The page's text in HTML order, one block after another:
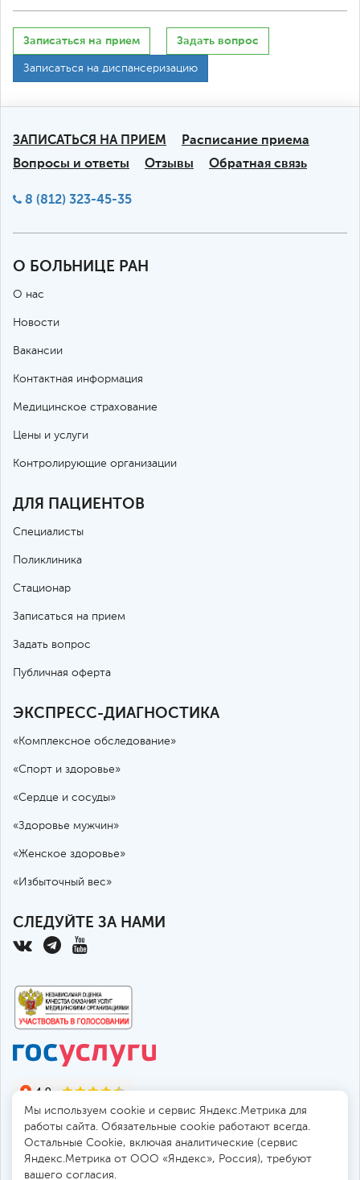
Записаться на прием Задать вопрос
Записаться на диспансеризацию
ЗАПИСАТЬСЯ НА ПРИЕМ
Расписание приема
Вопросы и ответы
Отзывы Обратная связь
8 (812) 323-45-35
О БОЛЬНИЦЕ РАН
О нас
Новости
Вакансии
Контактная информация
Медицинское страхование
Цены и услуги
Контролирующие организации
ДЛЯ ПАЦИЕНТОВ
Специалисты
Поликлиника
Стационар
Записаться на прием
Задать вопрос
Публичная оферта
ЭКСПРЕСС-ДИАГНОСТИКА
«Комплексное обследование»
«Спорт и здоровье»
«Сердце и сосуды»
«Здоровье мужчин»
«Женское здоровье»
«Избыточный вес»
СЛЕДУЙТЕ ЗА НАМИ
Мы используем cookie и сервис Яндекс.Метрика для
работы сайта. Обязательные cookie работают всегда.
Остальные Сookie, включая аналитические (сервис
Яндекс.Метрика от ООО «Яндекс», Россия), требуют
вашего согласия.